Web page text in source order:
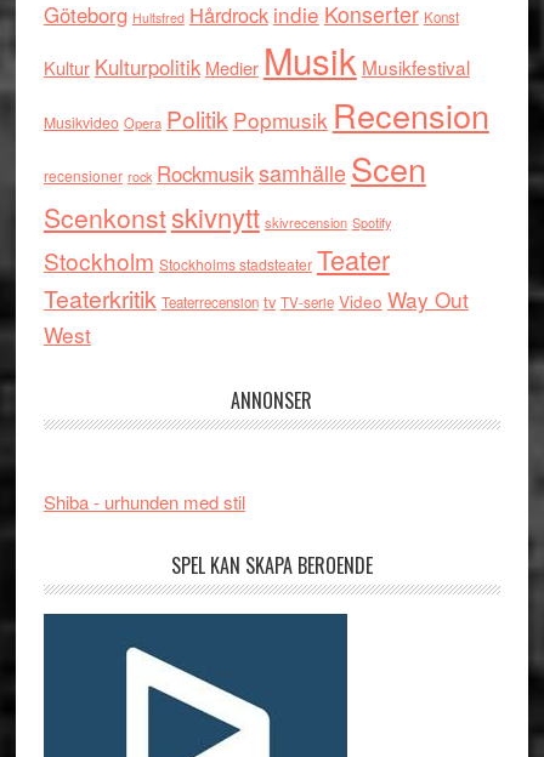
Göteborg Hultsfred Hårdrock indie Konserter Konst
Kultur Kulturpolitik Medier Musik Musikfestival
Musikvideo Opera Politik Popmusik Recension
recensioner rock RockmusiksamhälleScen
Scenkonstskivnytt skivrecension Spotify
Stockholm Stockholms stadsteater Teater
Teaterkritik Teaterrecension tv TV-serie Video Way Out
West
ANNONSER
Shiba - urhunden med stil
SPEL KAN SKAPA BEROENDE